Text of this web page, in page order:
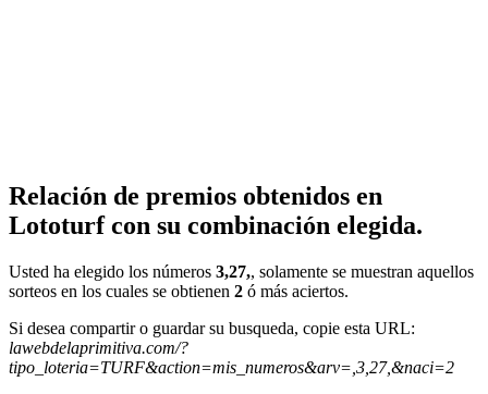
Relación de premios obtenidos en
Lototurf con su combinación elegida.
Usted ha elegido los números 3,27,, solamente se muestran aquellos
sorteos en los cuales se obtienen 2 ó más aciertos.
Si desea compartir o guardar su busqueda, copie esta URL:
lawebdelaprimitiva.com/?
tipo_loteria=TURF&action=mis_numeros&arv=,3,27,&naci=2